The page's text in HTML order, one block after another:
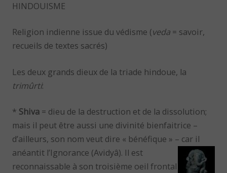
HINDOUISME
Religion indienne issue du védisme (veda = savoir,
recueils de textes sacrés)
Les deux grands dieux de la triade hindoue, la
trimûrti:
* Shiva = dieu de la destruction et de la dissolution;
mais il peut être aussi une divinité bienfaitrice –
d’ailleurs, son nom veut dire « bénéfique » – car il
anéantit l’Ignorance (Avidyâ). Il est
reconnaissable à son troisième oeil frontal